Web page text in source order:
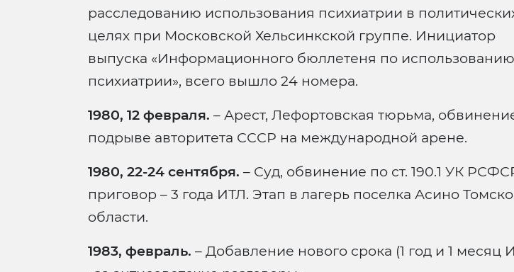
расследованию использования психиатрии в
целях при Московской Хельсинкской группе. Инициатор
выпуска «Информационного бюллетеня по использованию
психиатрии», всего вышло 24 номера.
1980, 12 февраля. – Арест, Лефортовская тюрьма,
подрыве авторитета СССР на международной арене.
1980, 22-24 сентября. – Суд, обвинение по ст. 190.1 УК
приговор – 3 года ИТЛ. Этап в лагерь поселка Асино
области.
1983, февраль. – Добавление нового срока (1 год и 1 месяц